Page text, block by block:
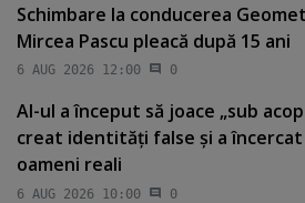
Schimbare la conducerea
Mircea Pascu pleacă după 15 ani
6 AUG 2026 12:00 0
AI-ul a început să joace „sub
creat identităţi false şi a încercat
oameni reali
6 AUG 2026 10:00 0